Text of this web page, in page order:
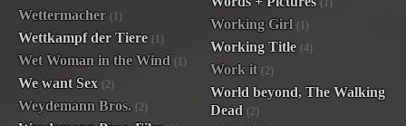
Wettermacher (1)
Wettkampf der Tiere (1)
Wet Woman in the Wind (1)
We want Sex (2)
Weydemann Bros. (2)
(1)
Working Girl (1)
Working Title (4)
Work it (2)
World beyond, The Walking
Dead (2)